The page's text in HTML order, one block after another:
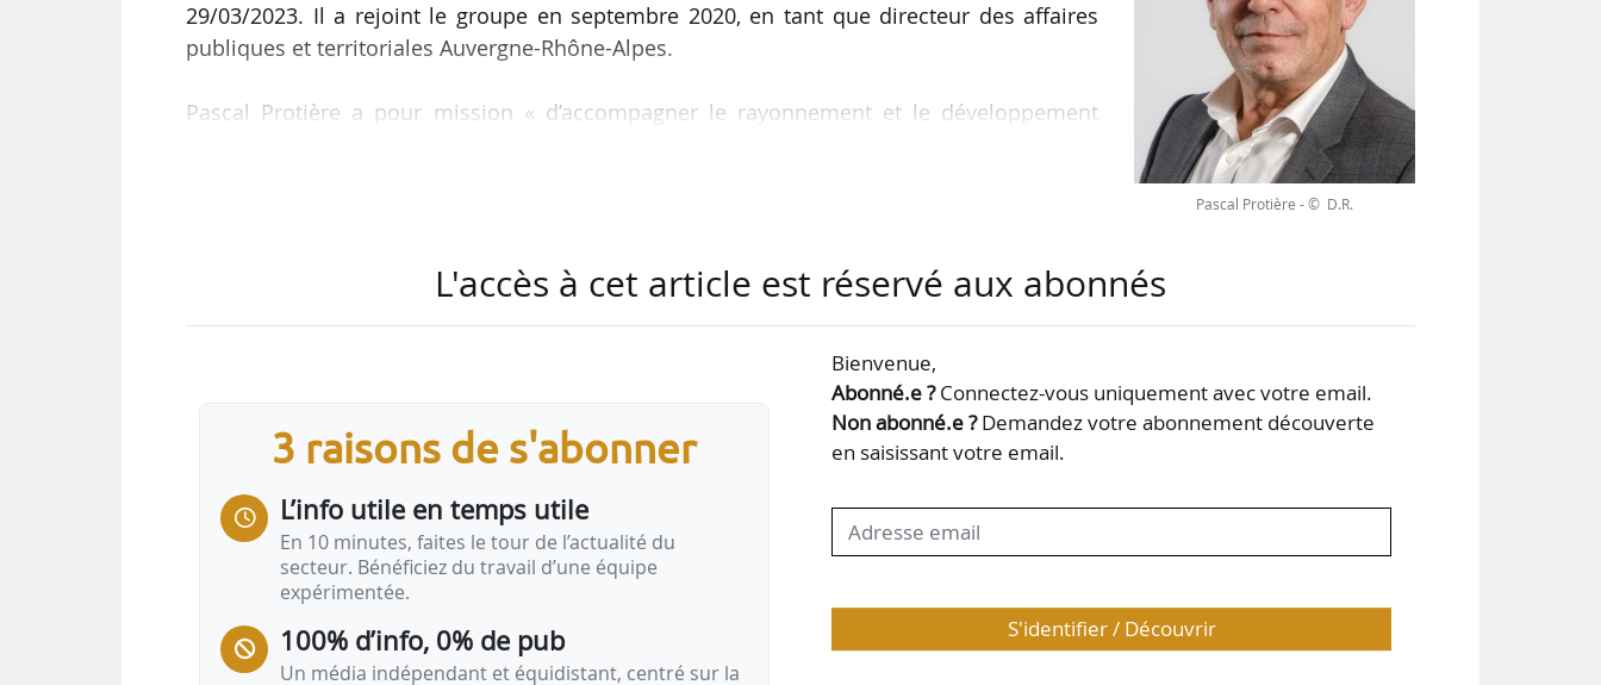
29/03/2023. Il a rejoint le groupe en septembre 2020, en tant que directeur des affaires
publiques et territoriales Auvergne-Rhône-Alpes.
Pascal Protière a pour mission « d’accompagner le rayonnement et le développement
intermédiaire, engagé en faveur du « logement pour tous ». Son dernier chiffre d’affaires
communiqué était de 733 M€ en 2021.
…
Pascal Protière - © D.R.
L'accès à cet article est réservé aux abonnés
3 raisons de s'abonner
L’info utile en temps utile
En 10 minutes, faites le tour de l’actualité du
secteur. Bénéficiez du travail d’une équipe
expérimentée.
100% d’info, 0% de pub
Un média indépendant et équidistant, centré sur la
Bienvenue,
Abonné.e ?Connectez-vous uniquement avec votre email.
Non abonné.e ?Demandez votre abonnement découverte
en saisissant votre email.
S'identifier / Découvrir